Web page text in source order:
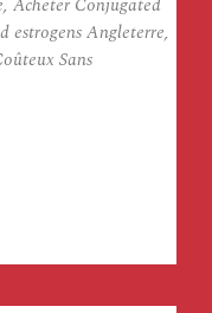
estrogens Angleterre,
Sans